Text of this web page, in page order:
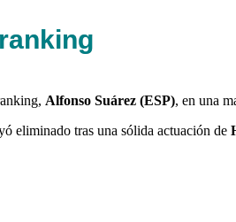
Alfonso Suárez (ESP), en una
eliminado tras una sólida actuación de